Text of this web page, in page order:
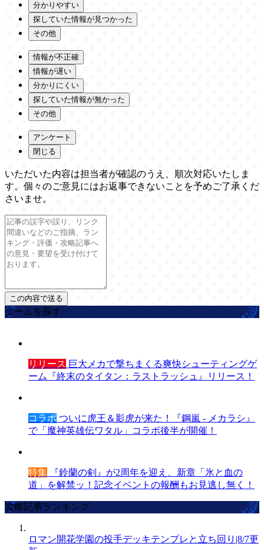
分かりやすい
探していた情報が見つかった
その他
情報が不正確
情報が遅い
分かりにくい
探していた情報が無かった
その他
アンケート
閉じる
いただいた内容は担当者が確認のうえ、順次対応いたしま
す。個々のご意見にはお返事できないことを予めご了承くだ
さいませ。
ゲームを探す
リリース 巨大メカで撃ちまくる爽快シューティングゲ
ーム『終末のタイタン：ラストラッシュ』リリース！
コラボ ついに虎王＆影虎が来た！『鋼嵐 - メカラシ』
で「魔神英雄伝ワタル」コラボ後半が開催！
特集 『鈴蘭の剣』が2周年を迎え、新章「氷と血の
道」を解禁ッ！記念イベントの報酬もお見逃し無く！
攻略記事ランキング
ロマン開花学園の投手デッキテンプレと立ち回り|8/7更